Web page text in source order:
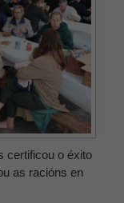
certificou o éxito
as racións en